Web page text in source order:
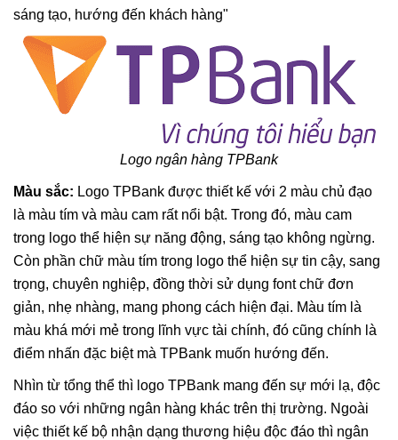
sáng tạo, hướng đến khách hàng"
Logo ngân hàng TPBank
Màu sắc: Logo TPBank được thiết kế với 2 màu chủ đạo
là màu tím và màu cam rất nổi bật. Trong đó, màu cam
trong logo thể hiện sự năng động, sáng tạo không ngừng.
Còn phần chữ màu tím trong logo thể hiện sự tin cậy, sang
trọng, chuyên nghiệp, đồng thời sử dụng font chữ đơn
giản, nhẹ nhàng, mang phong cách hiện đại. Màu tím là
màu khá mới mẻ trong lĩnh vực tài chính, đó cũng chính là
điểm nhấn đặc biệt mà TPBank muốn hướng đến.
Nhìn từ tổng thể thì logo TPBank mang đến sự mới lạ, độc
đáo so với những ngân hàng khác trên thị trường. Ngoài
việc thiết kế bộ nhận dạng thương hiệu độc đáo thì ngân